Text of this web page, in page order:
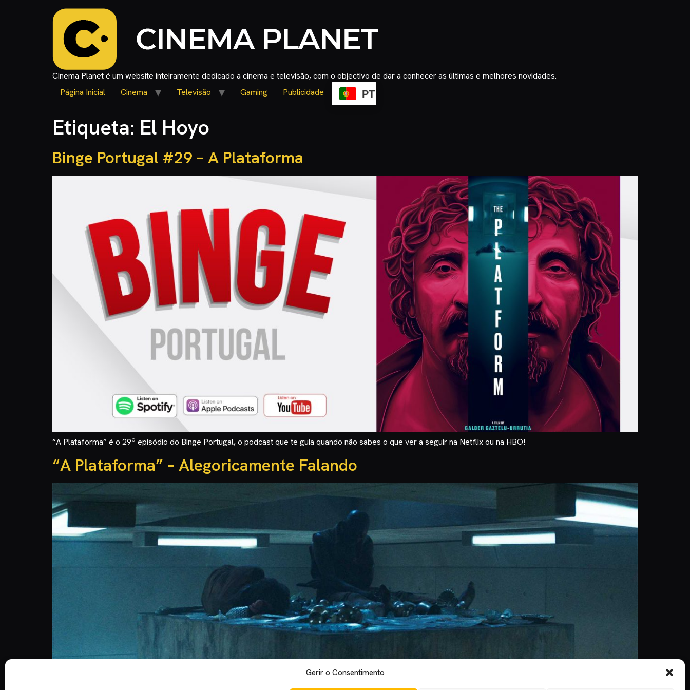
Gerir o Consentimento
Cinema Planet é um website inteiramente dedicado a cinema e televisão, com o objectivo de dar a conhecer as últimas e melhores novidades.
Página Inicial
Cinema Televisão Gaming Publicidade PT
Etiqueta: El Hoyo
Binge Portugal #29 – A Plataforma
“A Plataforma” é o 29º episódio do Binge Portugal, o podcast que te guia quando não sabes o que ver a seguir na Netflix ou na HBO!
“A Plataforma” – Alegoricamente Falando